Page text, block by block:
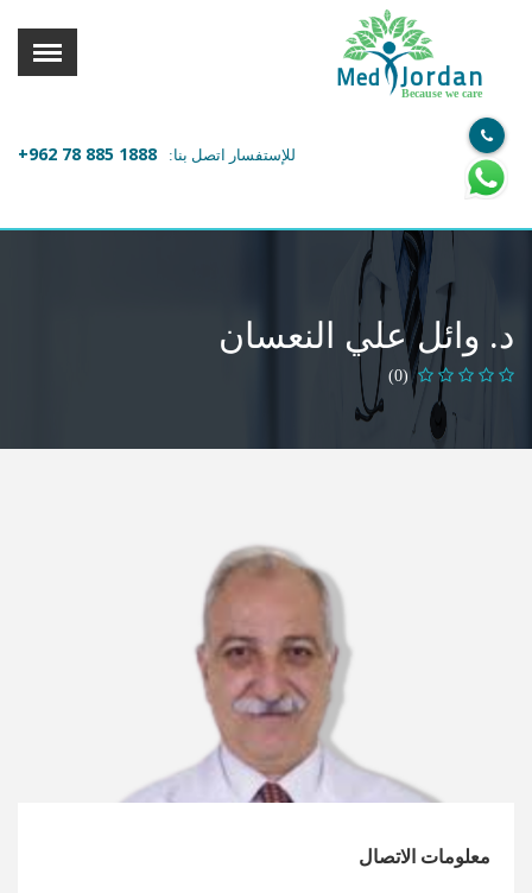
X
معلومات المستخدم
مقالات
أسئلة شائعة
Med Jordan
Because we care
للإستفسار اتصل بنا: +962 78 885 1888
د. وائل علي النعسان
(0)
معلومات الاتصال